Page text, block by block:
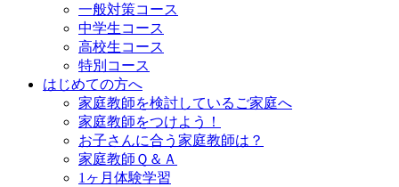
一般対策コース
中学生コース
高校生コース
特別コース
はじめての方へ
家庭教師を検討しているご家庭へ
家庭教師をつけよう！
お子さんに合う家庭教師は？
家庭教師Ｑ＆Ａ
1ヶ月体験学習